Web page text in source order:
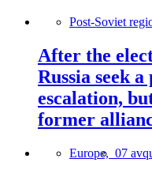
Post-Soviet
After the
Russia seek
escalation,
former
Europe, 07